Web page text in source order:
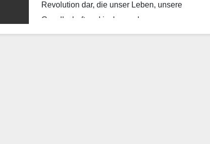
Revolution dar, die unser Leben, unsere
Gesellschaft und insbesondere unseren
Arbeitsmarkt tiefgreifend…